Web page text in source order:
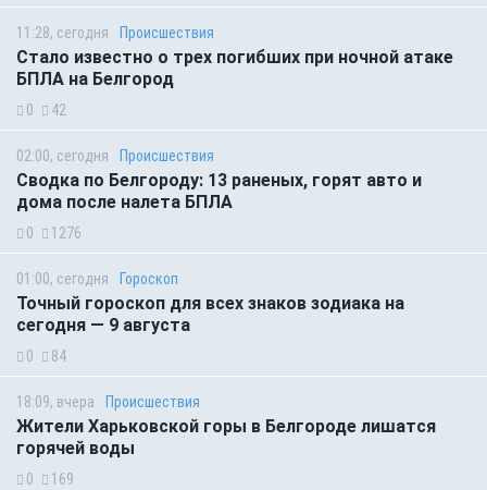
11:28, сегодня Происшествия
Стало известно о трех погибших при ночной атаке
БПЛА на Белгород
0 42
02:00, сегодня Происшествия
Сводка по Белгороду: 13 раненых, горят авто и
дома после налета БПЛА
0 1276
01:00, сегодня Гороскоп
Точный гороскоп для всех знаков зодиака на
сегодня — 9 августа
0 84
18:09, вчера Происшествия
Жители Харьковской горы в Белгороде лишатся
горячей воды
0 169